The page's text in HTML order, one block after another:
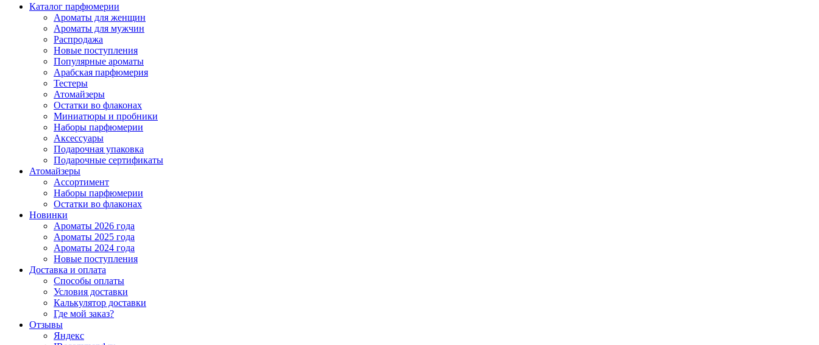
Каталог парфюмерии
Ароматы для женщин
Ароматы для мужчин
Распродажа
Новые поступления
Популярные ароматы
Арабская парфюмерия
Тестеры
Атомайзеры
Остатки во флаконах
Миниатюры и пробники
Наборы парфюмерии
Аксессуары
Подарочная упаковка
Подарочные сертификаты
Атомайзеры
Ассортимент
Наборы парфюмерии
Остатки во флаконах
Новинки
Ароматы 2026 года
Ароматы 2025 года
Ароматы 2024 года
Новые поступления
Доставка и оплата
Способы оплаты
Условия доставки
Калькулятор доставки
Где мой заказ?
Отзывы
Яндекс